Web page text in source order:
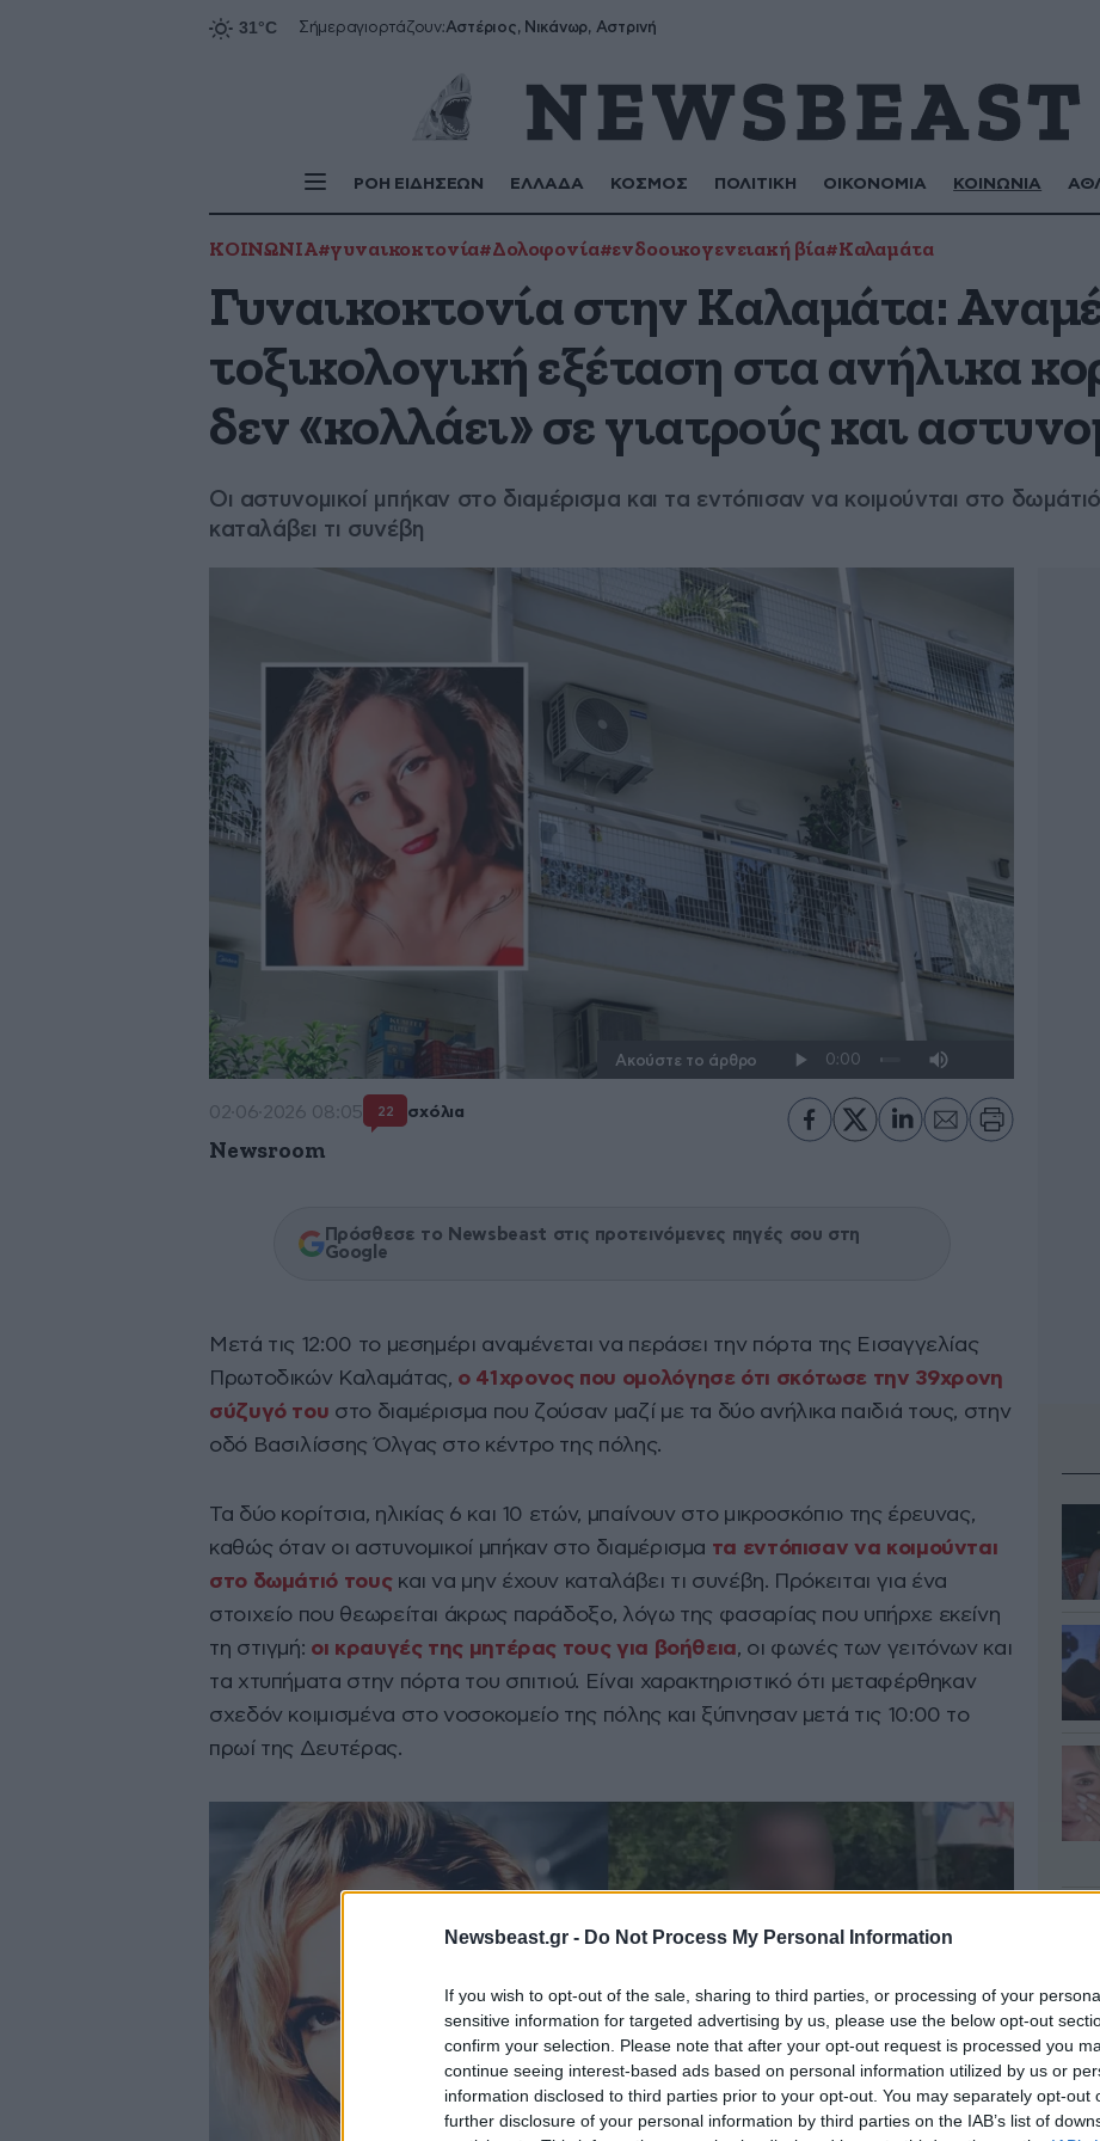
Newsbeast.gr - Do Not Process My Personal Information
If you wish to opt-out of the sale, sharing to third parties, or processing of your
sensitive information for targeted advertising by us, please use the below opt-out
confirm your selection. Please note that after your opt-out request is processed you
continue seeing interest-based ads based on personal information utilized by us or
information disclosed to third parties prior to your opt-out. You may separately opt-out
further disclosure of your personal information by third parties on the IAB’s list of
Σήμεραγιορτάζουν:Αστέριος, Νικάνωρ, Αστρινή
ΡΟΗ ΕΙΔΗΣΕΩΝ ΕΛΛΑΔΑ ΚΟΣΜΟΣ ΠΟΛΙΤΙΚΗ ΟΙΚΟΝΟΜΙΑ ΚΟΙΝΩΝΙΑ
ΚΟΙΝΩΝΙΑ#γυναικοκτονία#Δολοφονία#ενδοοικογενειακή βία#Καλαμάτα
Γυναικοκτονία στην Καλαμάτα:
τοξικολογική εξέταση στα ανήλικα
δεν «κολλάει» σε γιατρούς και
Οι αστυνομικοί μπήκαν στο διαμέρισμα και τα εντόπισαν να κοιμούνται στο
καταλάβει τι συνέβη
Ακούστε το άρθρο
02·06·2026 08:05 22 σχόλια
Newsroom
Πρόσθεσε το Newsbeast στις προτεινόμενες πηγές σου στη
Google
Μετά τις 12:00 το μεσημέρι αναμένεται να περάσει την πόρτα της Εισαγγελίας
Πρωτοδικών Καλαμάτας, ο 41χρονος που ομολόγησε ότι σκότωσε την 39χρονη
σύζυγό του στο διαμέρισμα που ζούσαν μαζί με τα δύο ανήλικα παιδιά τους, στην
οδό Βασιλίσσης Όλγας στο κέντρο της πόλης.
Τα δύο κορίτσια, ηλικίας 6 και 10 ετών, μπαίνουν στο μικροσκόπιο της έρευνας,
καθώς όταν οι αστυνομικοί μπήκαν στο διαμέρισμα τα εντόπισαν να κοιμούνται
στο δωμάτιό τουςκαι να μην έχουν καταλάβει τι συνέβη. Πρόκειται για ένα
στοιχείο που θεωρείται άκρως παράδοξο, λόγω της φασαρίας που υπήρχε εκείνη
τη στιγμή: οι κραυγές της μητέρας τους για βοήθεια, οι φωνές των γειτόνων και
τα χτυπήματα στην πόρτα του σπιτιού. Είναι χαρακτηριστικό ότι μεταφέρθηκαν
σχεδόν κοιμισμένα στο νοσοκομείο της πόλης και ξύπνησαν μετά τις 10:00 το
πρωί της Δευτέρας.